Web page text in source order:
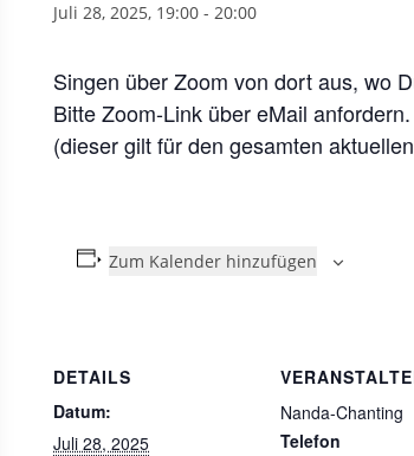
Juli 28, 2025, 19:00 -20:00
Singen über Zoom von dort aus, wo
Bitte Zoom-Link über eMail anfordern.
(dieser gilt für den gesamten
Zum Kalender hinzufügen
DETAILS
Datum:
Juli 28, 2025
Nanda-Chanting
Telefon